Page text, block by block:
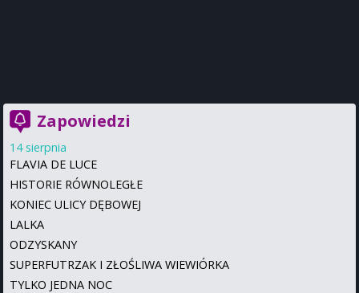
Zapowiedzi
14 sierpnia
FLAVIA DE LUCE
HISTORIE RÓWNOLEGŁE
KONIEC ULICY DĘBOWEJ
LALKA
ODZYSKANY
SUPERFUTRZAK I ZŁOŚLIWA WIEWIÓRKA
TYLKO JEDNA NOC